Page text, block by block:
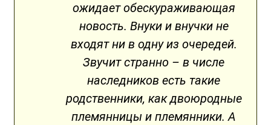
ожидает обескураживающая
новость. Внуки и внучки не
входят ни в одну из очередей.
Звучит странно – в числе
наследников есть такие
родственники, как двоюродные
племянницы и племянники. А